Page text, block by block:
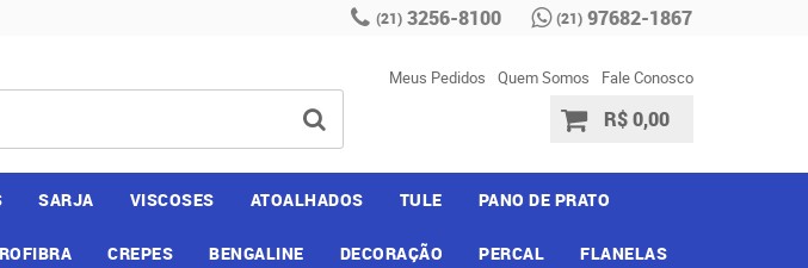
(21) 3256-8100 (21) 97682-1867
Meus Pedidos Quem Somos Fale Conosco
R$ 0,00
SARJA VISCOSES ATOALHADOS TULE PANO DE PRATO
CREPES BENGALINE DECORAÇÃO PERCAL FLANELAS